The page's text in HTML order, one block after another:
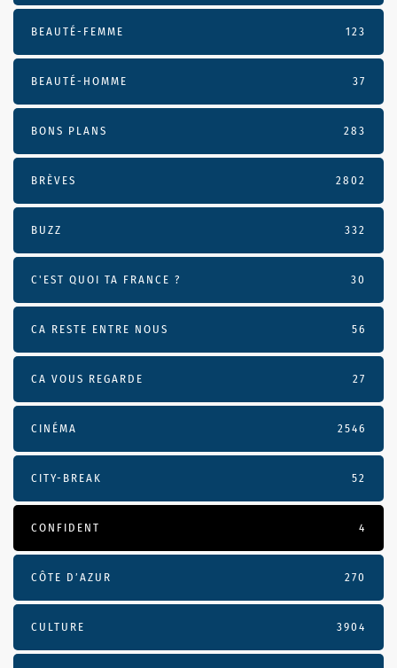
BEAUTÉ-FEMME 123
BEAUTÉ-HOMME 37
BONS PLANS 283
BRÈVES 2802
BUZZ 332
C'EST QUOI TA FRANCE ? 30
CA RESTE ENTRE NOUS 56
CA VOUS REGARDE 27
CINÉMA 2546
CITY-BREAK 52
CONFIDENT 4
CÔTE D’AZUR 270
CULTURE 3904